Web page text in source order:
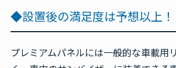
◆設置後の満足度は予想以上！
プレミアムパネルには一般的な車載用